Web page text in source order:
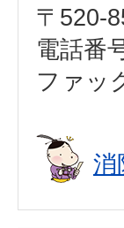
〒520-
電話番
ファッ
消